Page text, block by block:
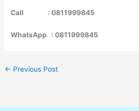
Call : 0811999845
WhatsApp : 0811999845
← Previous Post